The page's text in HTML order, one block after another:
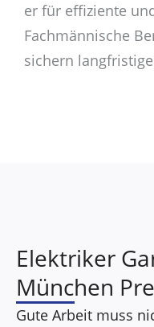
er für effiziente
Fachmännische
sichern
Elektriker
München
Gute Arbeit muss